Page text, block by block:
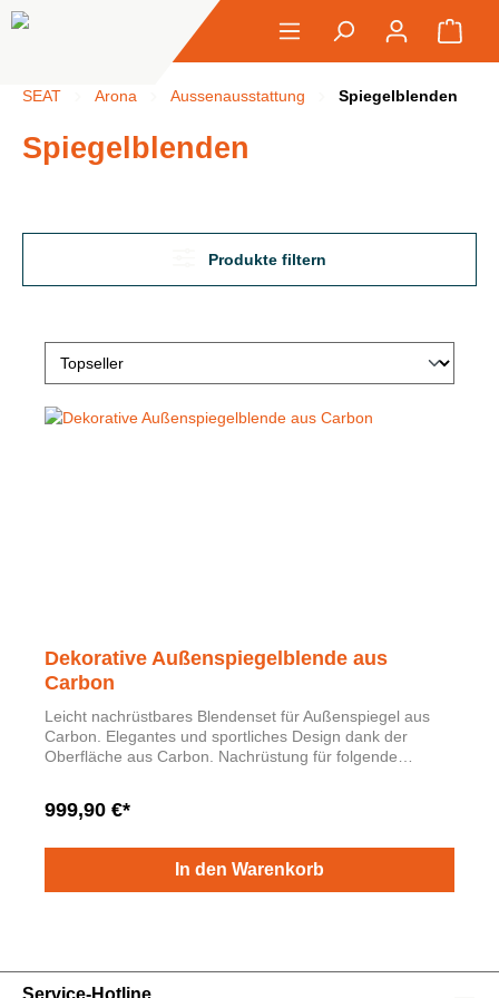
springen
SEAT Arona Aussenausstattung Spiegelblenden
Spiegelblenden
Produkte filtern
Dekorative Außenspiegelblende aus
Carbon
Leicht nachrüstbares Blendenset für Außenspiegel aus
Carbon. Elegantes und sportliches Design dank der
Oberfläche aus Carbon. Nachrüstung für folgende
Außenspiegelblenden.
999,90 €*
In den Warenkorb
Service-Hotline